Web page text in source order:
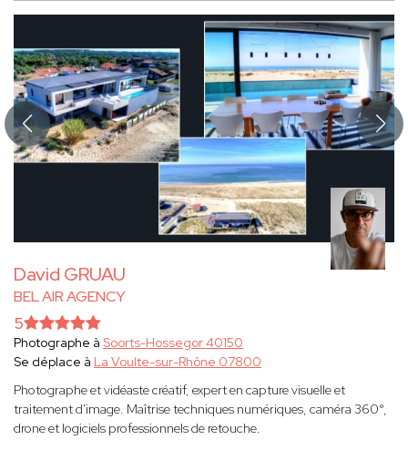
David GRUAU
BEL AIR AGENCY
5
Photographe à Soorts-Hossegor 40150
Se déplace à La Voulte-sur-Rhône 07800
Photographe et vidéaste créatif, expert en capture visuelle et
traitement d'image. Maîtrise techniques numériques, caméra 360°,
drone et logiciels professionnels de retouche.